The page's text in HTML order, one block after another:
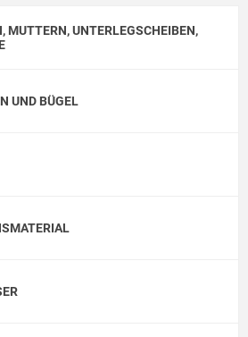
MUTTERN, UNTERLEGSCHEIBEN,
UND BÜGEL